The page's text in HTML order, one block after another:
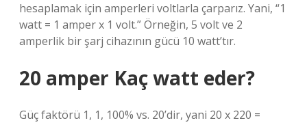
hesaplamak için amperleri voltlarla çarparız. Yani, “1
watt = 1 amper x 1 volt.” Örneğin, 5 volt ve 2
amperlik bir şarj cihazının gücü 10 watt’tır.
20 amper Kaç watt eder?
Güç faktörü 1, 1, 100% vs. 20’dir, yani 20 x 220 =